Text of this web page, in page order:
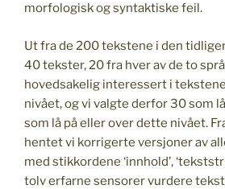
morfologisk og syntaktiske feil.
Ut fra de 200 tekstene i den
40 tekster, 20 fra hver av de to
hovedsakelig interessert i
nivået, og vi valgte derfor 30 som
som lå på eller over dette nivået.
hentet vi korrigerte versjoner av
med stikkordene ‘innhold’,
tolv erfarne sensorer vurdere